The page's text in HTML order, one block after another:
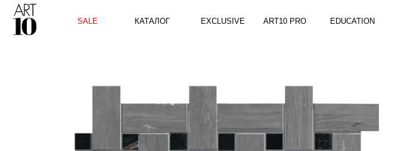
SALE EXCLUSIVE ART10 PRO EDUCATION
КАТАЛОГ BLOG